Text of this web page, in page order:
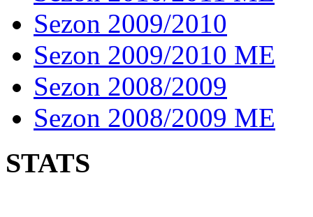
Sezon 2009/2010
Sezon 2009/2010 ME
Sezon 2008/2009
Sezon 2008/2009 ME
STATS